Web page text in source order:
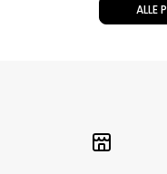
ALLE